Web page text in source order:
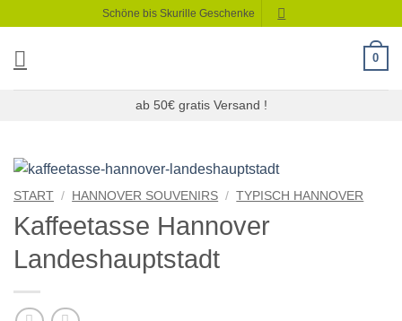
springen
Schöne bis Skurille Geschenke
0
ab 50€ gratis Versand !
START / HANNOVER SOUVENIRS / TYPISCH HANNOVER
Kaffeetasse Hannover
Landeshauptstadt